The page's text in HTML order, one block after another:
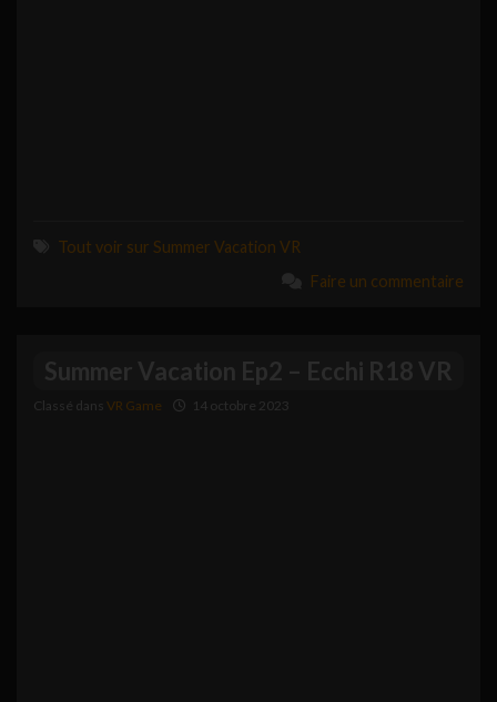
Tout voir sur Summer Vacation VR
Faire un commentaire
Summer Vacation Ep2 – Ecchi R18 VR
Classé dans VR Game 14 octobre 2023